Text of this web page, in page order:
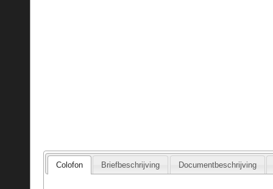
Colofon Briefbeschrijving Documentbeschrijving